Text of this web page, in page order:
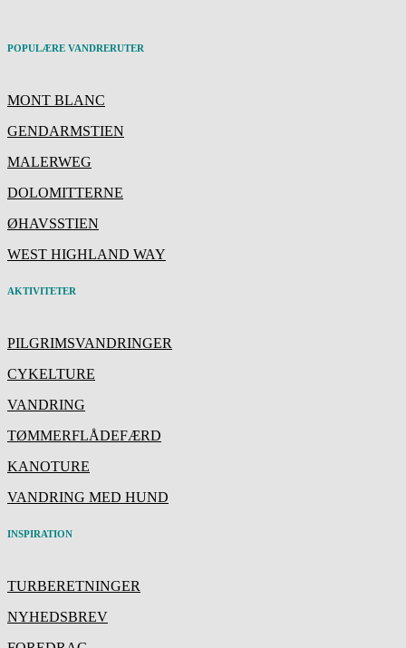
POPULÆRE VANDRERUTER
MONT BLANC
GENDARMSTIEN
MALERWEG
DOLOMITTERNE
ØHAVSSTIEN
WEST HIGHLAND WAY
AKTIVITETER
PILGRIMSVANDRINGER
CYKELTURE
VANDRING
TØMMERFLÅDEFÆRD
KANOTURE
VANDRING MED HUND
INSPIRATION
TURBERETNINGER
NYHEDSBREV